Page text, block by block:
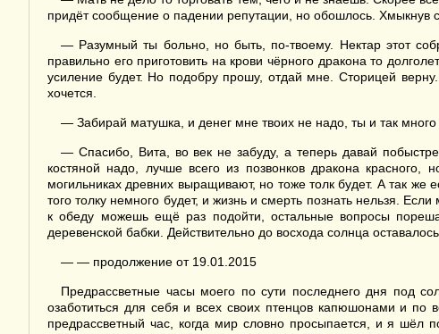
придёт сообщение о падении репутации, но обошлось. Хмыкнув
— Разумный ты больно, но быть, по-твоему. Нектар этот
правильно его приготовить на крови чёрного дракона то
усиление будет. Но подобру прошу, отдай мне. Сторицей
хочется.
— Забирай матушка, и денег мне твоих не надо, ты и так
— Спасибо, Вита, во век не забуду, а теперь давай
костяной надо, лучше всего из позвонков дракона
могильниках древних выращивают, но тоже толк будет. А так же
того толку немного будет, и жизнь и смерть познать нельзя.
к обеду можешь ещё раз подойти, остальные вопросы
деревенской бабки. Действительно до восхода солнца
— — продолжение от 19.01.2015
Предрассветные часы моего по сути последнего дня под
озаботиться для себя и всех своих птенцов капюшонами и по
предрассветный час, когда мир словно просыпается, и я шёл